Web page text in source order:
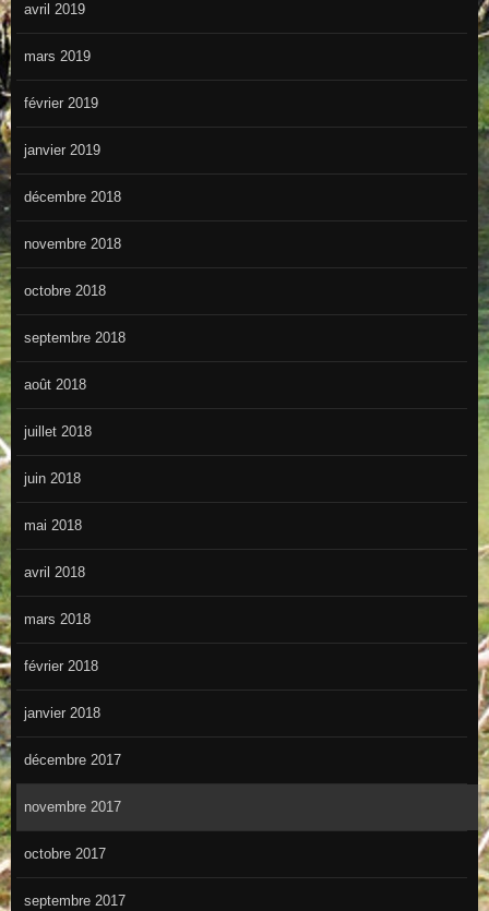
avril 2019
mars 2019
février 2019
janvier 2019
décembre 2018
novembre 2018
octobre 2018
septembre 2018
août 2018
juillet 2018
juin 2018
mai 2018
avril 2018
mars 2018
février 2018
janvier 2018
décembre 2017
novembre 2017
octobre 2017
septembre 2017